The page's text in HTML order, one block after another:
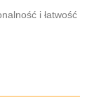
i łatwość